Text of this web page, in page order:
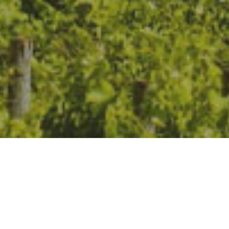
правилното функциониране на уебсайта. Бисквитките
позволяват да предоставим най-доброто изживяване на
нашия уебсайт, константно го оптимизират и позволяват
изготвянето на предложения, съобразени с вашите
интереси. Кликвайки бутона "Приеми" вие се
съгласявате да използваме бисквитки. Повече
информация относно използването на бисквитки
може да видите тук
Приеми